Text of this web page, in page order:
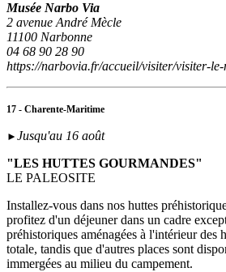
Musée Narbo Via
2 avenue André Mècle
11100 Narbonne
04 68 90 28 90
https://narbovia.fr/accueil/visiter/visiter-le-
17 - Charente-Maritime
► Jusqu'au 16 août
"LES HUTTES GOURMANDES"
LE PALEOSITE
Installez-vous dans nos huttes
profitez d'un déjeuner dans un cadre
préhistoriques aménagées à l'intérieur des
totale, tandis que d'autres places sont
immergées au milieu du campement.